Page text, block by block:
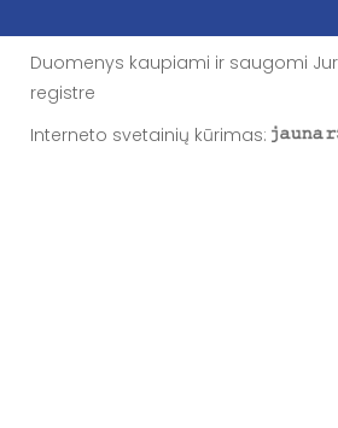
Duomenys kaupiami ir saugomi
registre
Interneto svetainių kūrimas: